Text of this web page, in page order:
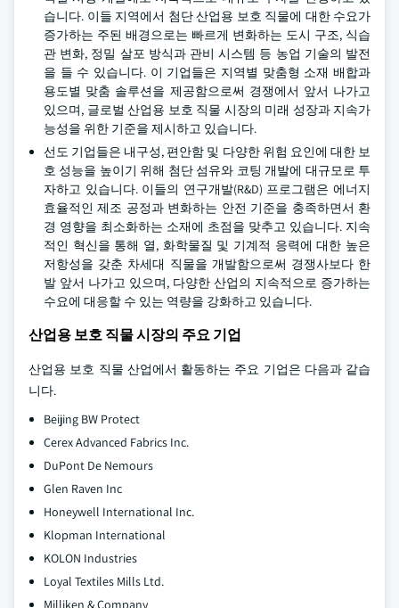
습니다. 이들 지역에서 첨단 산업용 보호 직물에 대한 수요가
증가하는 주된 배경으로는 빠르게 변화하는 도시 구조, 식습
관 변화, 정밀 살포 방식과 관비 시스템 등 농업 기술의 발전
을 들 수 있습니다. 이 기업들은 지역별 맞춤형 소재 배합과
용도별 맞춤 솔루션을 제공함으로써 경쟁에서 앞서 나가고
있으며, 글로벌 산업용 보호 직물 시장의 미래 성장과 지속가
능성을 위한 기준을 제시하고 있습니다.
선도 기업들은 내구성, 편안함 및 다양한 위험 요인에 대한 보
호 성능을 높이기 위해 첨단 섬유와 코팅 개발에 대규모로 투
자하고 있습니다. 이들의 연구개발(R&D) 프로그램은 에너지
효율적인 제조 공정과 변화하는 안전 기준을 충족하면서 환
경 영향을 최소화하는 소재에 초점을 맞추고 있습니다. 지속
적인 혁신을 통해 열, 화학물질 및 기계적 응력에 대한 높은
저항성을 갖춘 차세대 직물을 개발함으로써 경쟁사보다 한
발 앞서 나가고 있으며, 다양한 산업의 지속적으로 증가하는
수요에 대응할 수 있는 역량을 강화하고 있습니다.
산업용 보호 직물 시장의 주요 기업
산업용 보호 직물 산업에서 활동하는 주요 기업은 다음과 같습
니다.
Beijing BW Protect
Cerex Advanced Fabrics Inc.
DuPont De Nemours
Glen Raven Inc
Honeywell International Inc.
Klopman International
KOLON Industries
Loyal Textiles Mills Ltd.
Milliken & Company